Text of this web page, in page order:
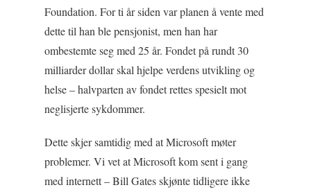
Foundation. For ti år siden var planen å vente med
dette til han ble pensjonist, men han har
ombestemte seg med 25 år. Fondet på rundt 30
milliarder dollar skal hjelpe verdens utvikling og
helse – halvparten av fondet rettes spesielt mot
neglisjerte sykdommer.
Dette skjer samtidig med at Microsoft møter
problemer. Vi vet at Microsoft kom sent i gang
med internett – Bill Gates skjønte tidligere ikke